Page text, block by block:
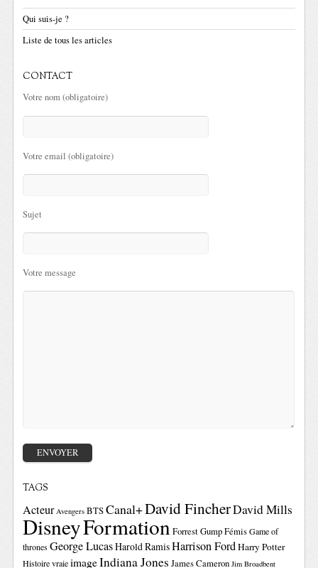
Qui suis-je ?
Liste de tous les articles
CONTACT
Votre nom (obligatoire)
Votre email (obligatoire)
Sujet
Votre message
TAGS
Acteur Avengers BTSCanal+David FincherDavid Mills
DisneyFormationForrest GumpFémis Game of
thrones George LucasHarold RamisHarrison FordHarry Potter
Histoire vraie imageIndiana Jones James Cameron Jim Broadbent